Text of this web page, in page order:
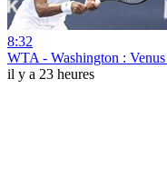
8:32
WTA - Washington :
il y a 23 heures